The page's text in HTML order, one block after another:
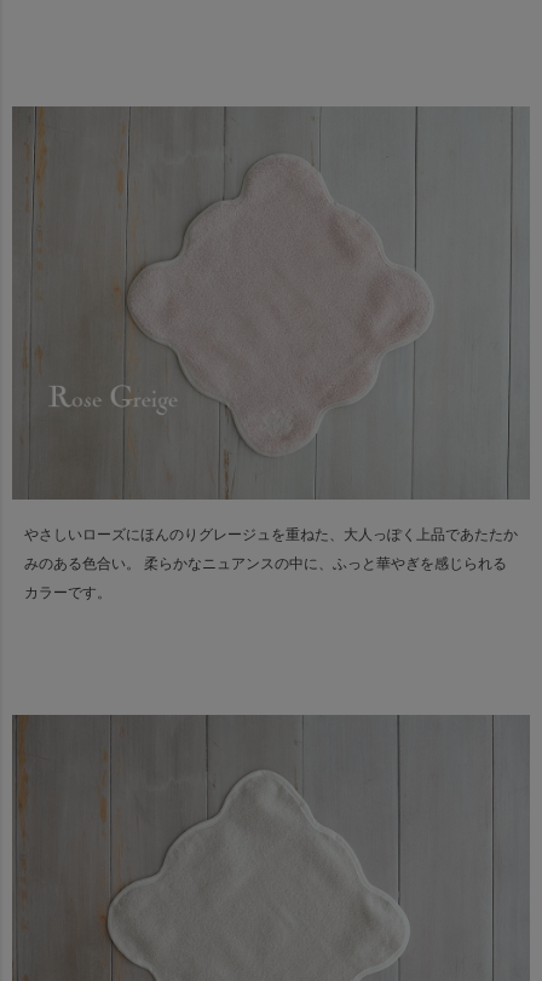
やさしいローズにほんのりグレージュを重ねた、大人っぽく上品であたたか
みのある色合い。
柔らかなニュアンスの中に、ふっと華やぎを感じられる
カラーです。